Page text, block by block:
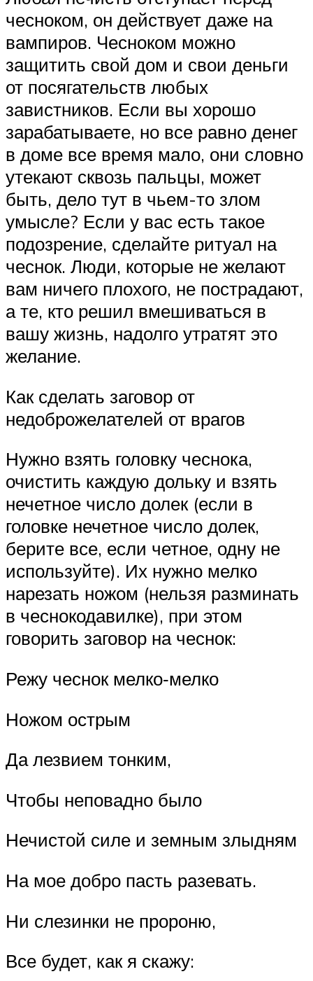
чесноком, он действует даже на
вампиров. Чесноком можно
защитить свой дом и свои деньги
от посягательств любых
завистников. Если вы хорошо
зарабатываете, но все равно денег
в доме все время мало, они словно
утекают сквозь пальцы, может
быть, дело тут в чьем-то злом
умысле? Если у вас есть такое
подозрение, сделайте ритуал на
чеснок. Люди, которые не желают
вам ничего плохого, не пострадают,
а те, кто решил вмешиваться в
вашу жизнь, надолго утратят это
желание.
Как сделать заговор от
недоброжелателей от врагов
Нужно взять головку чеснока,
очистить каждую дольку и взять
нечетное число долек (если в
головке нечетное число долек,
берите все, если четное, одну не
используйте). Их нужно мелко
нарезать ножом (нельзя разминать
в чеснокодавилке), при этом
говорить заговор на чеснок:
Режу чеснок мелко‑мелко
Ножом острым
Да лезвием тонким,
Чтобы неповадно было
Нечистой силе и земным злыдням
На мое добро пасть разевать.
Ни слезинки не пророню,
Все будет, как я скажу: